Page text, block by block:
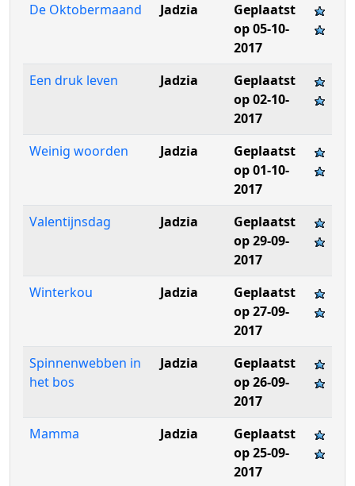
De Oktobermaand
Jadzia
Geplaatst
op 05-10-
2017
Een druk leven
Jadzia
Geplaatst
op 02-10-
2017
Weinig woorden
Jadzia
Geplaatst
op 01-10-
2017
Valentijnsdag
Jadzia
Geplaatst
op 29-09-
2017
Winterkou
Jadzia
Geplaatst
op 27-09-
2017
Spinnenwebben in
het bos
Jadzia
Geplaatst
op 26-09-
2017
Mamma
Jadzia
Geplaatst
op 25-09-
2017